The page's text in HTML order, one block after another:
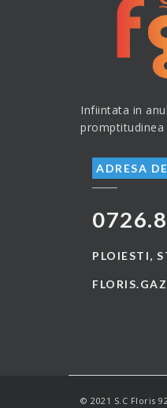
Infiintata in anul
ADRESA
PLOIESTI,
© 2021 S.C Floris